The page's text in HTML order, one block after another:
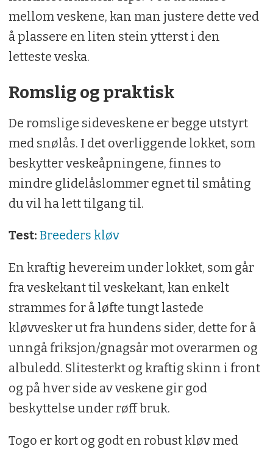
mellom veskene, kan man justere dette ved
å plassere en liten stein ytterst i den
letteste veska.
Romslig og praktisk
De romslige sideveskene er begge utstyrt
med snølås. I det overliggende lokket, som
beskytter veskeåpningene, finnes to
mindre glidelåslommer egnet til småting
du vil ha lett tilgang til.
Test: Breeders kløv
En kraftig hevereim under lokket, som går
fra veskekant til veskekant, kan enkelt
strammes for å løfte tungt lastede
kløvvesker ut fra hundens sider, dette for å
unngå friksjon/gnagsår mot overarmen og
albuledd. Slitesterkt og kraftig skinn i front
og på hver side av veskene gir god
beskyttelse under røff bruk.
Togo er kort og godt en robust kløv med